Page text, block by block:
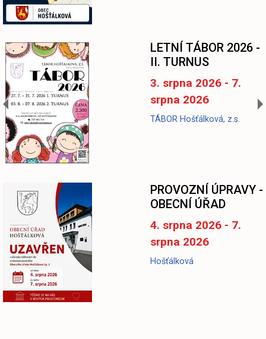
LETNÍ TÁBOR 2026 -
II. TURNUS
3. srpna 2026 - 7.
srpna 2026
TÁBOR Hošťálková, z.s.
PROVOZNÍ ÚPRAVY -
OBECNÍ ÚŘAD
4. srpna 2026 - 7.
srpna 2026
Hošťálková